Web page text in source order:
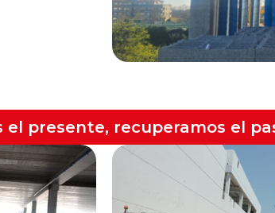
el presente, recuperamos el